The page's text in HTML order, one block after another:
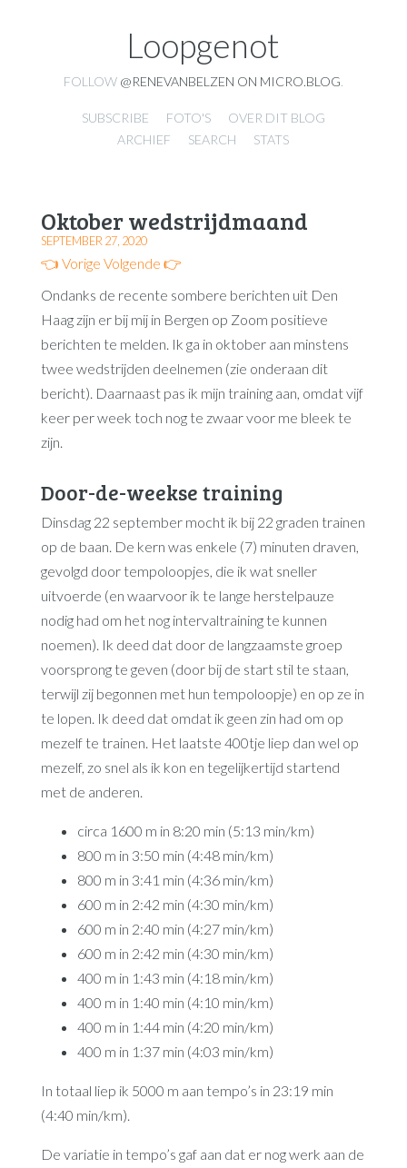
Loopgenot
FOLLOW @RENEVANBELZEN ON MICRO.BLOG
SUBSCRIBE FOTO'S
OVER DIT BLOG
ARCHIEF
SEARCH STATS
Oktober wedstrijdmaand
SEPTEMBER 27, 2020
👈 Vorige Volgende 👉
Ondanks de recente sombere berichten uit Den
Haag zijn er bij mij in Bergen op Zoom positieve
berichten te melden. Ik ga in oktober aan minstens
twee wedstrijden deelnemen (zie onderaan dit
bericht). Daarnaast pas ik mijn training aan, omdat vijf
keer per week toch nog te zwaar voor me bleek te
zijn.
Door-de-weekse training
Dinsdag 22 september mocht ik bij 22 graden trainen
op de baan. De kern was enkele (7) minuten draven,
gevolgd door tempoloopjes, die ik wat sneller
uitvoerde (en waarvoor ik te lange herstelpauze
nodig had om het nog intervaltraining te kunnen
noemen). Ik deed dat door de langzaamste groep
voorsprong te geven (door bij de start stil te staan,
terwijl zij begonnen met hun tempoloopje) en op ze in
te lopen. Ik deed dat omdat ik geen zin had om op
mezelf te trainen. Het laatste 400tje liep dan wel op
mezelf, zo snel als ik kon en tegelijkertijd startend
met de anderen.
circa 1600 m in 8:20 min (5:13 min/km)
800 m in 3:50 min (4:48 min/km)
800 m in 3:41 min (4:36 min/km)
600 m in 2:42 min (4:30 min/km)
600 m in 2:40 min (4:27 min/km)
600 m in 2:42 min (4:30 min/km)
400 m in 1:43 min (4:18 min/km)
400 m in 1:40 min (4:10 min/km)
400 m in 1:44 min (4:20 min/km)
400 m in 1:37 min (4:03 min/km)
In totaal liep ik 5000 m aan tempo’s in 23:19 min
(4:40 min/km).
De variatie in tempo’s gaf aan dat er nog werk aan de